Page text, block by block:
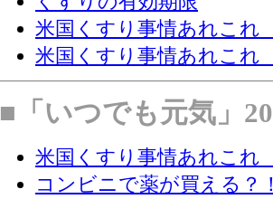
米国くすり事情あれこれ
米国くすり事情あれこれ
■「いつでも元気」
米国くすり事情あれこれ
コンビニで薬が買える？